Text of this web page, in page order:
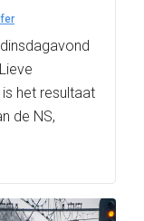
is het resultaat
de NS,